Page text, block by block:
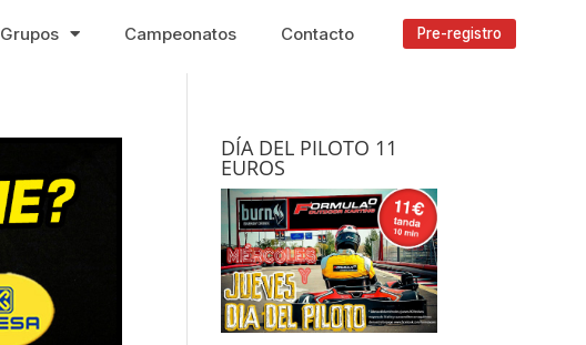
Grupos Campeonatos Contacto Pre-registro
DÍA DEL PILOTO 11
EUROS